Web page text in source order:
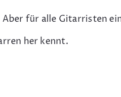
für alle Gitarristen
her kennt.